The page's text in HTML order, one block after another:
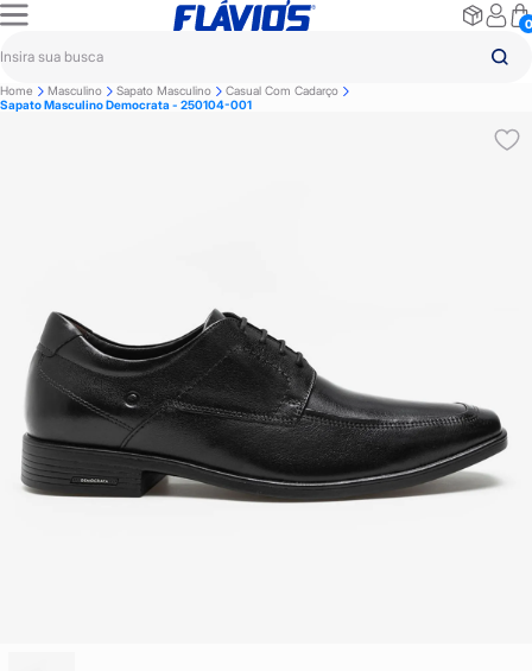
0
Home Masculino Sapato Masculino
Casual Com Cadarço
Sapato Masculino Democrata - 250104-001